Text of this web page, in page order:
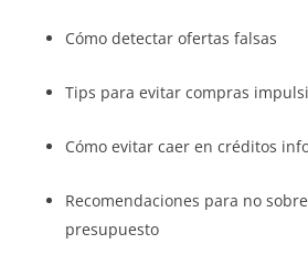
Cómo detectar ofertas falsas
Tips para evitar compras
Cómo evitar caer en créditos
Recomendaciones para no
presupuesto